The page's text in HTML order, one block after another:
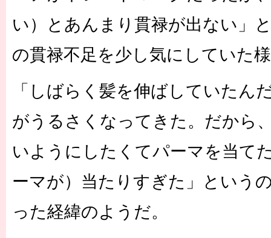
い）とあんまり貫禄が出ない」
の貫禄不足を少し気にしていた
「しばらく髪を伸ばしていたん
がうるさくなってきた。だから
いようにしたくてパーマを当て
ーマが）当たりすぎた」という
った経緯のようだ。